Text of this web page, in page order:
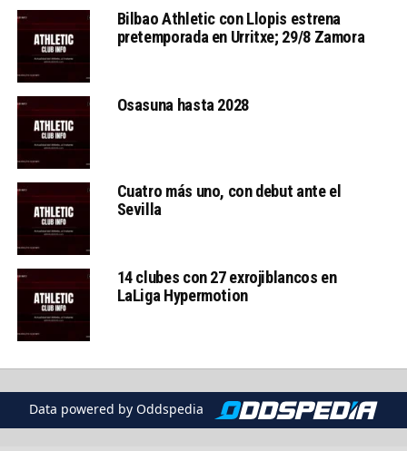
Bilbao Athletic con Llopis estrena
pretemporada en Urritxe; 29/8 Zamora
Osasuna hasta 2028
Cuatro más uno, con debut ante el
Sevilla
14 clubes con 27 exrojiblancos en
LaLiga Hypermotion
Data powered by Oddspedia